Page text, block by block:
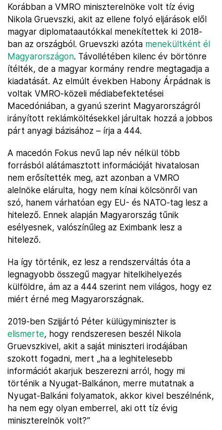
Korábban a VMRO miniszterelnöke volt tíz évig
Nikola Gruevszki, akit az ellene folyó eljárások elől
magyar diplomataautókkal menekítettek ki 2018-
ban az országból. Gruevszki azóta menekültként él
Magyarországon. Távollétében kilenc év börtönre
ítélték, de a magyar kormány rendre megtagadja a
kiadatását. Az elmúlt években Habony Árpádnak is
voltak VMRO-közeli médiabefektetései
Macedóniában, a gyanú szerint Magyarországról
irányított reklámköltésekkel járultak hozzá a jobbos
párt anyagi bázisához – írja a 444.
A macedón Fokus nevű lap név nélkül több
forrásból alátámasztott információját hivatalosan
nem erősítették meg, azt azonban a VMRO
alelnöke elárulta, hogy nem kínai kölcsönről van
szó, hanem várhatóan egy EU- és NATO-tag lesz a
hitelező. Ennek alapján Magyarország tűnik
esélyesnek, valószínűleg az Eximbank lesz a
hitelező.
Ha így történik, ez lesz a rendszerváltás óta a
legnagyobb összegű magyar hitelkihelyezés
külföldre, ám az a 444 szerint nem világos, hogy ez
miért érné meg Magyarországnak.
2019-ben Szijjártó Péter külügyminiszter is
elismerte, hogy rendszeresen beszél Nikola
Gruevszkivel, akit a saját miniszteri irodájában
szokott fogadni, mert „ha a leghitelesebb
információt akarjuk beszerezni arról, hogy mi
történik a Nyugat-Balkánon, merre mutatnak a
Nyugat-Balkáni folyamatok, akkor kivel beszélnénk,
ha nem egy olyan emberrel, aki ott tíz évig
miniszterelnök volt?”